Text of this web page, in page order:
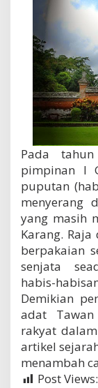
Pada
pimpinan I
puputan
menyerang
yang masih
Karang.
berpakaian
senjata
habis-
Demikian
adat
rakyat
artikel
menambah
Post Views: